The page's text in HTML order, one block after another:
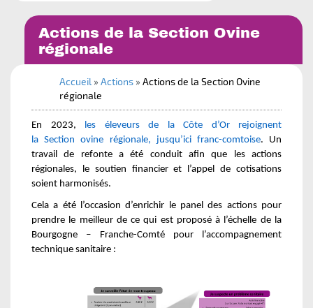
Retour à Bourgogne - Franche-Comté
GDS de Bourgogne - Franche-
Comté
1 rue des Coulots
21110 BRETENIERE
Actions de la Section Ovine
régionale
Accueil » Actions » Actions de la Section Ovine
régionale
En 2023,
les éleveurs de la Côte d’Or rejoignent
la Section ovine régionale, jusqu’ici franc-comtoise. Un
travail de refonte a été conduit afin que les actions
régionales, le soutien financier et l’appel de cotisations
soient harmonisés.
Cela a été l’occasion d’enrichir le panel des actions pour
prendre le meilleur de ce qui est proposé à l’échelle de la
Bourgogne – Franche-Comté pour l’accompagnement
technique sanitaire :